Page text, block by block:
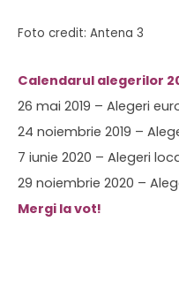
Foto credit: Antena 3
Calendarul alegerilor
26 mai 2019 – Alegeri
24 noiembrie 2019 –
7 iunie 2020 – Alegeri
29 noiembrie 2020 –
Mergi la vot!